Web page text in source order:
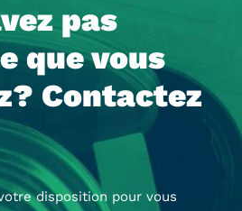
pas
que vous
Contactez
disposition pour vous